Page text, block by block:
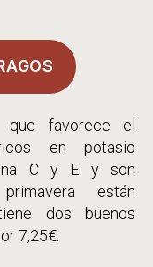
Espárragos
que favorece el
en potasio
C y E y son
están
dos buenos
7,25€.